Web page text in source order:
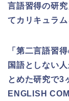
言語習得の研
てカリキュラム
「第二言語習
国語としない
とめた研究で3
ENGLISH